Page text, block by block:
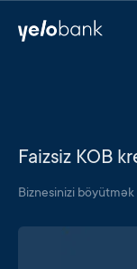
Fərdi Biznes
Faizsiz KOB
Biznesinizi